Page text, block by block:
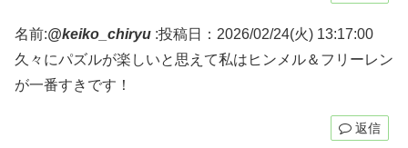
名前:@keiko_chiryu :投稿日：2026/02/24(火) 13:17:00
久々にパズルが楽しいと思えて私はヒンメル＆フリーレン
が一番すきです！
返信